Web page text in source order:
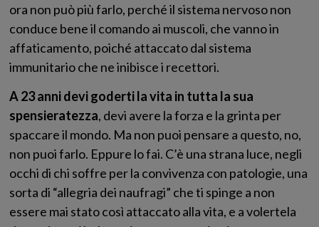
ora non può più farlo, perché il sistema nervoso non
conduce bene il comando ai muscoli, che vanno in
affaticamento, poiché attaccato dal sistema
immunitario che ne inibisce i recettori.
A 23 anni devi goderti la vita in tutta la sua
spensieratezza, devi avere la forza e la grinta per
spaccare il mondo. Ma non puoi pensare a questo, no,
non puoi farlo. Eppure lo fai. C’è una strana luce, negli
occhi di chi soffre per la convivenza con patologie, una
sorta di “allegria dei naufragi” che ti spinge a non
essere mai stato così attaccato alla vita, e a volertela